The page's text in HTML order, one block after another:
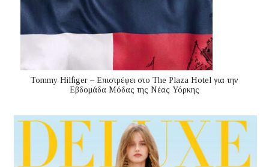
Tommy Hilfiger – Επιστρέφει στο The Plaza Hotel για την
Εβδομάδα Μόδας της Νέας Υόρκης